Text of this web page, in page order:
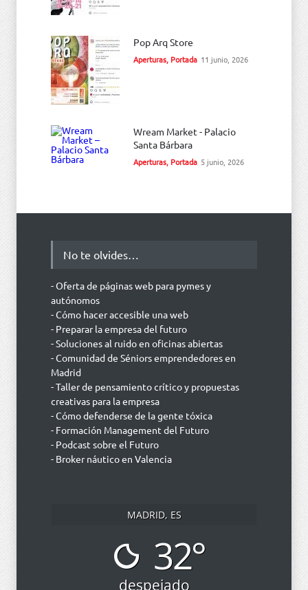
Pop Arq Store
Aperturas, Portada 11 junio, 2026
Wream Market - Palacio
Santa Bárbara
Aperturas, Portada 5 junio, 2026
No te olvides…
- Oferta de páginas web para pymes y
autónomos
- Cómo hacer accesible una web
- Preparar la empresa del futuro
- Soluciones al ruido en oficinas abiertas
- Comunidad de Séniors emprendedores en
Madrid
- Taller de pensamiento crítico y propuestas
creativas para la empresa
- Cómo defenderse de la gente tóxica
- Formación Management del Futuro
- Podcast sobre el Futuro
- Broker náutico en Valencia
MADRID, ES
32°
despejado